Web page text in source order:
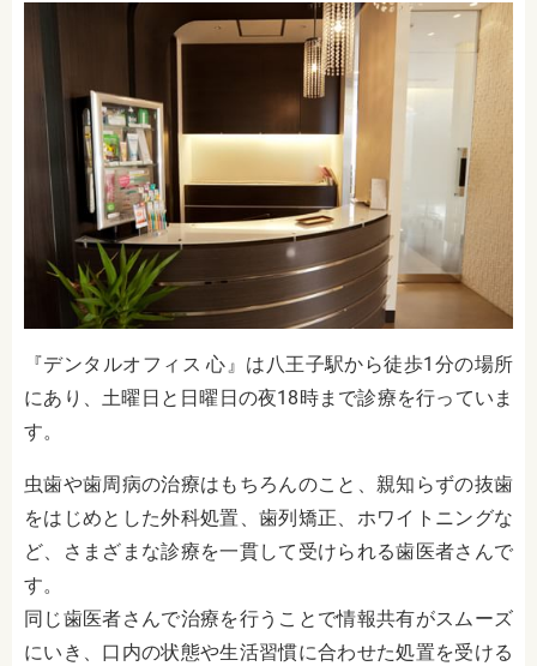
『デンタルオフィス 心』は八王子駅から徒歩1分の場所
にあり、土曜日と日曜日の夜18時まで診療を行っていま
す。
虫歯や歯周病の治療はもちろんのこと、親知らずの抜歯
をはじめとした外科処置、歯列矯正、ホワイトニングな
ど、さまざまな診療を一貫して受けられる歯医者さんで
す。
同じ歯医者さんで治療を行うことで情報共有がスムーズ
にいき、口内の状態や生活習慣に合わせた処置を受ける